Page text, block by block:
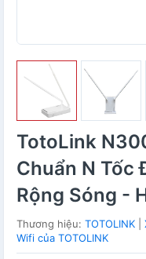
TotoLink
Chuẩn N Tốc
Rộng Sóng -
Thương hiệu: TOTOLINK
Wifi của TOTOLINK